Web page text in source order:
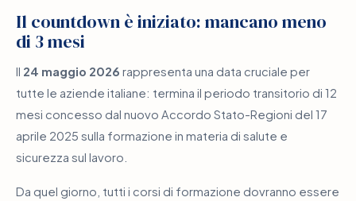
Il countdown è iniziato: mancano meno
di 3 mesi
Il 24 maggio 2026 rappresenta una data cruciale per
tutte le aziende italiane: termina il periodo transitorio di 12
mesi concesso dal nuovo Accordo Stato-Regioni del 17
aprile 2025 sulla formazione in materia di salute e
sicurezza sul lavoro.
Da quel giorno, tutti i corsi di formazione dovranno essere